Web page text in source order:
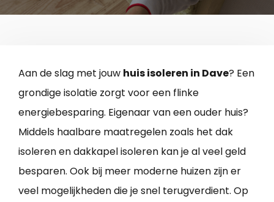
Aan de slag met jouw huis isoleren in Dave? Een
grondige isolatie zorgt voor een flinke
energiebesparing. Eigenaar van een ouder huis?
Middels haalbare maatregelen zoals het dak
isoleren en dakkapel isoleren kan je al veel geld
besparen. Ook bij meer moderne huizen zijn er
veel mogelijkheden die je snel terugverdient. Op